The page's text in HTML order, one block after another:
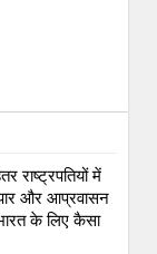
राष्ट्रपतियों में
और आप्रवासन
के लिए कैसा